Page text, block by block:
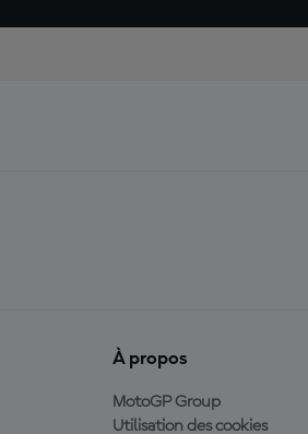
À propos
MotoGP Group
Utilisation des cookies